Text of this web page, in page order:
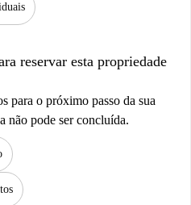
reservar esta propriedade
para o próximo passo da sua
não pode ser concluída.